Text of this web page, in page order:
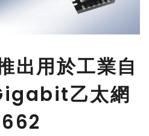
用於工業自
乙太網